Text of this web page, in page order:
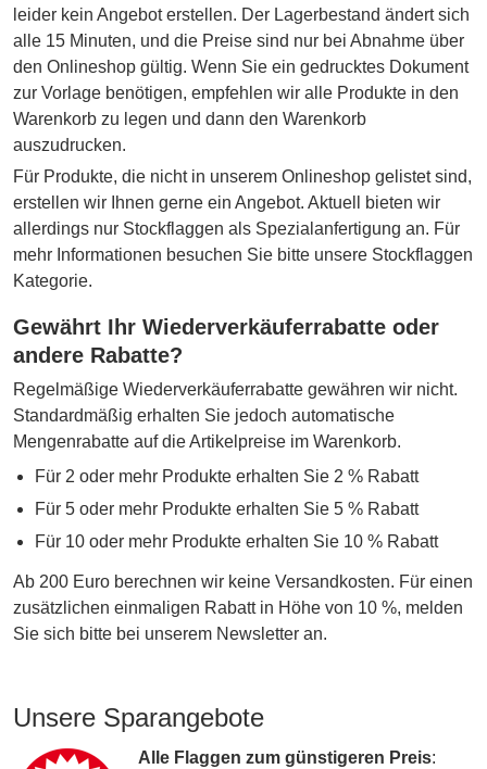
leider kein Angebot erstellen. Der Lagerbestand ändert sich
alle 15 Minuten, und die Preise sind nur bei Abnahme über
den Onlineshop gültig. Wenn Sie ein gedrucktes Dokument
zur Vorlage benötigen, empfehlen wir alle Produkte in den
Warenkorb zu legen und dann den Warenkorb
auszudrucken.
Für Produkte, die nicht in unserem Onlineshop gelistet sind,
erstellen wir Ihnen gerne ein Angebot. Aktuell bieten wir
allerdings nur Stockflaggen als Spezialanfertigung an. Für
mehr Informationen besuchen Sie bitte unsere Stockflaggen
Kategorie.
Gewährt Ihr Wiederverkäuferrabatte oder
andere Rabatte?
Regelmäßige Wiederverkäuferrabatte gewähren wir nicht.
Standardmäßig erhalten Sie jedoch automatische
Mengenrabatte auf die Artikelpreise im Warenkorb.
Für 2 oder mehr Produkte erhalten Sie 2 % Rabatt
Für 5 oder mehr Produkte erhalten Sie 5 % Rabatt
Für 10 oder mehr Produkte erhalten Sie 10 % Rabatt
Ab 200 Euro berechnen wir keine Versandkosten. Für einen
zusätzlichen einmaligen Rabatt in Höhe von 10 %, melden
Sie sich bitte bei unserem Newsletter an.
Unsere Sparangebote
Alle Flaggen zum günstigeren Preis: